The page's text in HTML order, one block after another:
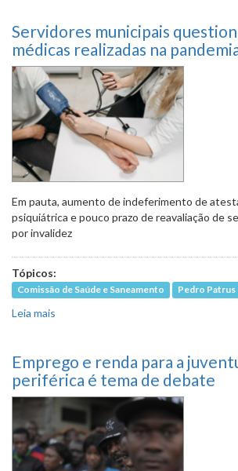
Servidores municipais
médicas realizadas na
Em pauta, aumento de indeferimento de
psiquiátrica e pouco prazo de reavaliação de
por invalidez
Tópicos:
Comissão de Saúde e Saneamento Pedro Patrus
Leia mais
Emprego e renda para a
periférica é tema de debate